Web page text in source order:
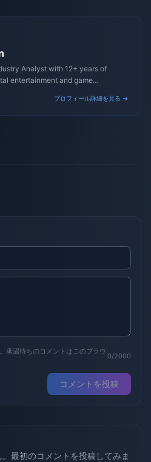
Analyst with 12+ years of
entertainment and game
プロフィール詳細を見る →
承認待ちのコメントはこのブラウ
0/2000
コメントを投稿
最初のコメントを投稿してみま